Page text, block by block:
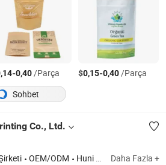
-0,40/Parça $0,15-0,40/Parça
Sohbet
Co., Ltd.
OEM/ODM Huni Poşet, Fermuarlı Torba, Plastik Ambalaj Filmi, Dikey Poşet, Enjeksiyon Torbası Daha Fazla +